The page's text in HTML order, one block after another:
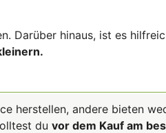
Darüber hinaus, ist es
herstellen, andere bieten
du vor dem Kauf am